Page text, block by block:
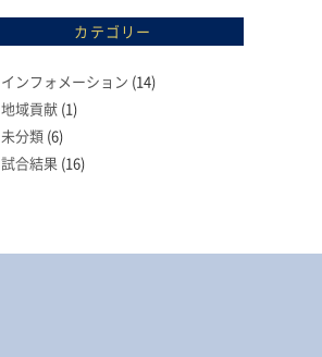
カテゴリー
インフォメーション (14)
地域貢献(1)
未分類(6)
試合結果 (16)